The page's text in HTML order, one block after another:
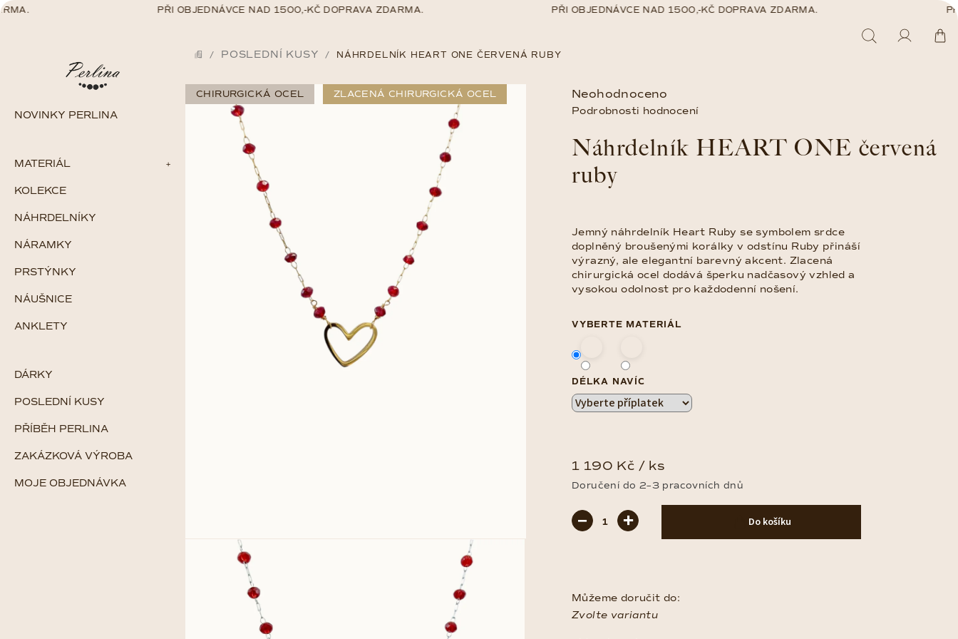
Přejít
PŘI OBJEDNÁVCE NAD 1500,-KČ DOPRAVA ZDARMA. PŘI OBJEDNÁVCE NAD 1500,-KČ DOPRAVA ZDARMA. PŘI
NOVINKY PERLINA
MATERIÁL
Zlato
Stříbro
Gold filled
KOLEKCE
NÁHRDELNÍKY
NÁRAMKY
PRSTÝNKY
NÁUŠNICE
ANKLETY
DÁRKY
POSLEDNÍ KUSY
PŘÍBĚH PERLINA
ZAKÁZKOVÁ VÝROBA
MOJE OBJEDNÁVKA
DOMŮ
/ POSLEDNÍ KUSY / NÁHRDELNÍK HEART ONE ČERVENÁ RUBY
Náhrdelník HEART ONE červená
ruby
Průměrné
hodnocení
je
z
Neohodnoceno
Podrobnosti hodnocení
Jemný náhrdelník Heart Ruby se symbolem srdce
doplněný broušenými korálky v odstínu Ruby přináší
výrazný, ale elegantní barevný akcent. Zlacená
chirurgická ocel dodává šperku nadčasový vzhled a
vysokou odolnost pro každodenní nošení.
VYBERTE MATERIÁL
DÉLKA NAVÍC
1 190 Kč / ks
Doručení do 2–3 pracovních dnů
Měrná
cena:
Můžeme doručit do:
Zvolte variantu
+
− Do košíku
CHIRURGICKÁ OCEL ZLACENÁ CHIRURGICKÁ OCEL